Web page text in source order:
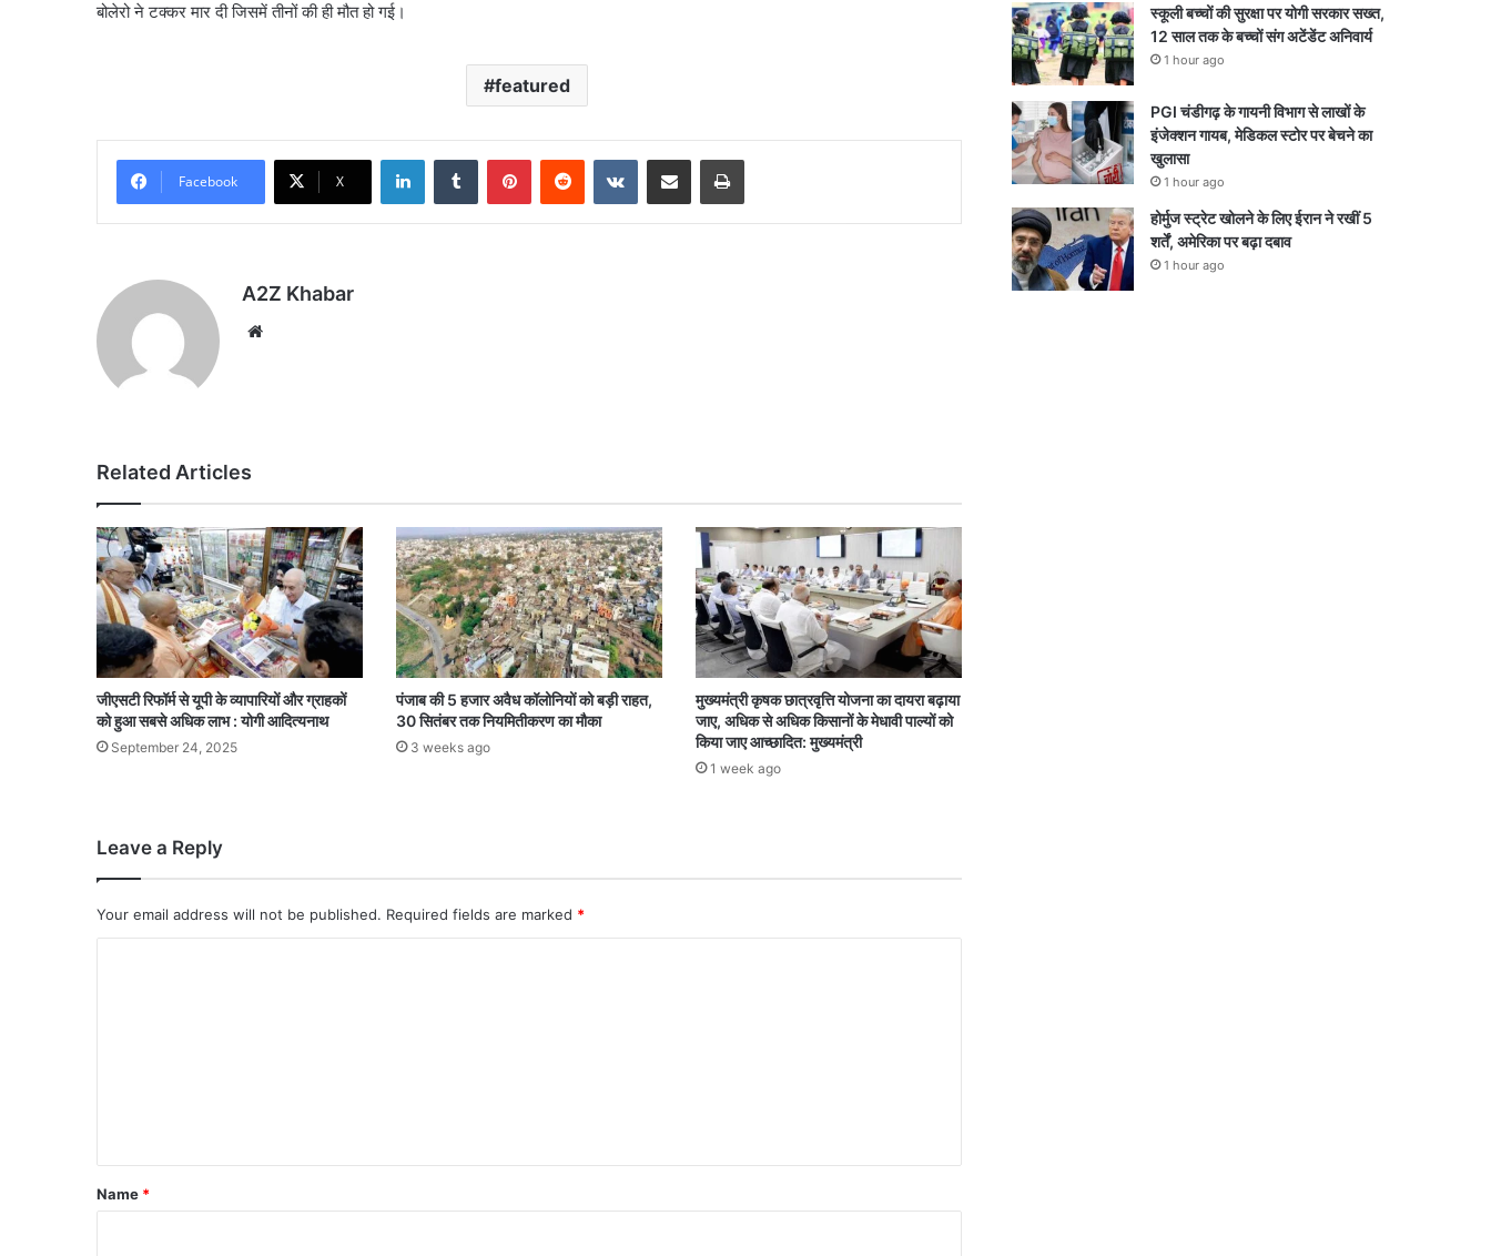
बोलेरो ने टक्कर मार दी जिसमें तीनों की ही मौत हो गई।
featured
Facebook X
LinkedInTumblr PinterestReddit VKontakteShare via Email Print
A2Z Khabar
Related Articles
जीएसटी रिफॉर्म से यूपी के व्यापारियों और ग्राहकों
को हुआ सबसे अधिक लाभ : योगी आदित्यनाथ
September 24, 2025
पंजाब की 5 हजार अवैध कॉलोनियों को बड़ी राहत,
30 सितंबर तक नियमितीकरण का मौका
3 weeks ago
मुख्यमंत्री कृषक छात्रवृत्ति योजना का दायरा बढ़ाया
जाए, अधिक से अधिक किसानों के मेधावी पाल्यों को
किया जाए आच्छादित: मुख्यमंत्री
1 week ago
Leave a Reply
Your email address will not be published. Required fields are marked *
*
Name *
स्कूली बच्चों की सुरक्षा पर योगी सरकार सख्त,
12 साल तक के बच्चों संग अटेंडेंट अनिवार्य
1 hour ago
PGI चंडीगढ़ के गायनी विभाग से लाखों के
इंजेक्शन गायब, मेडिकल स्टोर पर बेचने का
खुलासा
1 hour ago
होर्मुज स्ट्रेट खोलने के लिए ईरान ने रखीं 5
शर्तें, अमेरिका पर बढ़ा दबाव
1 hour ago